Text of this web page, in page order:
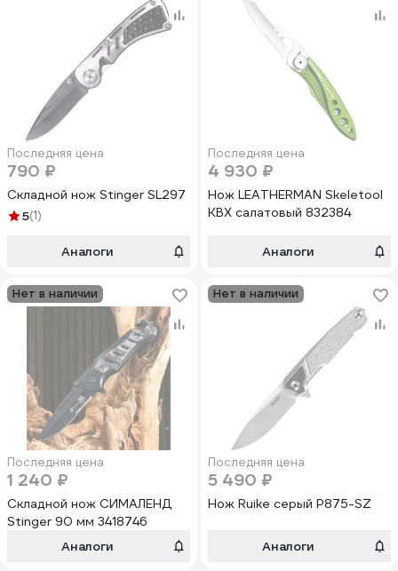
Последняя цена
790 ₽
Складной нож Stinger SL297
5(1)
Аналоги
Последняя цена
4 930 ₽
Нож LEATHERMAN Skeletool
KBX салатовый 832384
Аналоги
Нет в наличии
Последняя цена
1 240 ₽
Складной нож СИМАЛЕНД
Stinger 90 мм 3418746
Аналоги
Нет в наличии
Последняя цена
5 490 ₽
Нож Ruike серый P875-SZ
Аналоги